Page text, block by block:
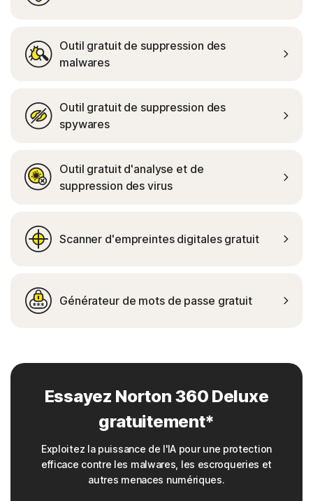
Outil gratuit de suppression des
malwares
Outil gratuit de suppression des
spywares
Outil gratuit d'analyse et de
suppression des virus
Scanner d'empreintes digitales gratuit
Générateur de mots de passe gratuit
Essayez Norton 360 Deluxe
gratuitement*
Exploitez la puissance de l'IA pour une protection
efficace contre les malwares, les escroqueries et
autres menaces numériques.